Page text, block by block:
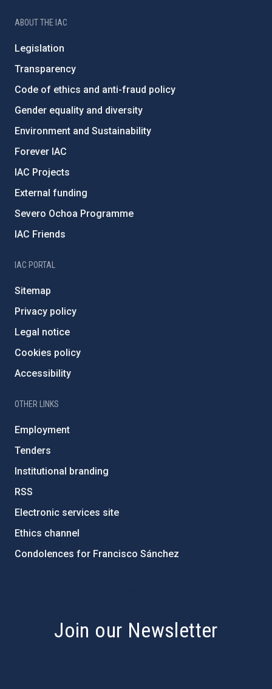
ABOUT THE IAC
Legislation
Transparency
Code of ethics and anti-fraud policy
Gender equality and diversity
Environment and Sustainability
Forever IAC
IAC Projects
External funding
Severo Ochoa Programme
IAC Friends
IAC PORTAL
Sitemap
Privacy policy
Legal notice
Cookies policy
Accessibility
OTHER LINKS
Employment
Tenders
Institutional branding
RSS
Electronic services site
Ethics channel
Condolences for Francisco Sánchez
Join our Newsletter